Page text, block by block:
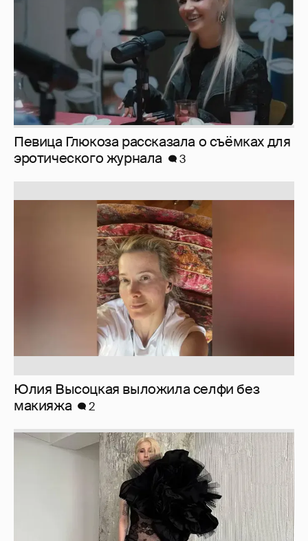
Певица Глюкоза рассказала о съёмках для
эротического журнала
3
Юлия Высоцкая выложила селфи без
макияжа
2